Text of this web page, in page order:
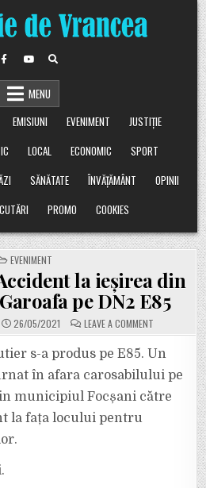
MENU
EMISIUNI EVENIMENT
JUSTIȚIE
LOCAL ECONOMIC
SPORT
SĂNĂTATE ÎNVĂȚĂMÂNT
OPINII
PROMO COOKIES
POSTED
IN
EVENIMENT
la ieșirea din
pe DN2 E85
26/05/2021 LEAVE A COMMENTON
ULTIMA
ACCIDENT
LA
IEȘIREA
DIN
FOCȘANI
SPRE
s-a produs pe E85. Un
în afara carosabilului pe
municipiul Focșani către
la fața locului pentru